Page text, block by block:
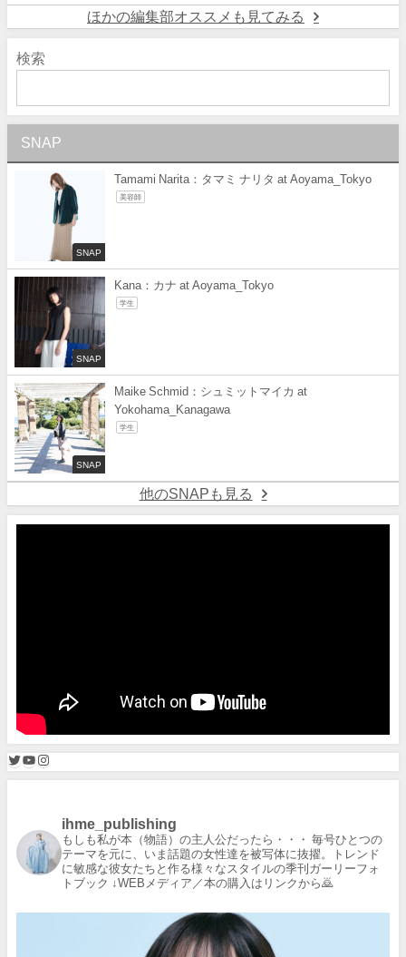
ほかの編集部オススメも見てみる
検索
SNAP
SNAP
Tamami Narita：タマミ ナリタ at Aoyama_Tokyo
美容師
SNAP
Kana：カナ at Aoyama_Tokyo
学生
SNAP
Maike Schmid：シュミットマイカ at
Yokohama_Kanagawa
学生
他のSNAPも見る
ihme_publishing
もしも私が本（物語）の主人公だったら・・・
毎号ひとつの
テーマを元に、いま話題の女性達を被写体に抜擢。トレンド
に敏感な彼女たちと作る様々なスタイルの季刊ガーリーフォ
トブック ↓WEBメディア／本の購入はリンクから🙇